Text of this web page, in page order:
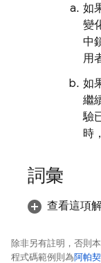
如
變
中
用
如
繼
驗
時
詞彙
查看這項
除非另有註明，否則
程式碼範例則為阿帕